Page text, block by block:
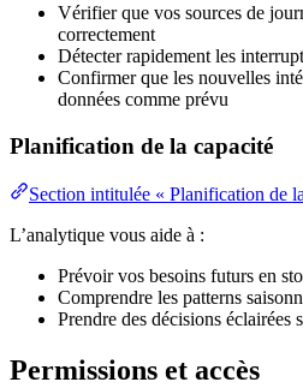
Vérifier que vos sources de
correctement
Détecter rapidement les
Confirmer que les nouvelles
données comme prévu
Planification de la capacité
Section intitulée « Planification de
L’analytique vous aide à :
Prévoir vos besoins futurs en
Comprendre les patterns
Prendre des décisions éclairées
Permissions et accès